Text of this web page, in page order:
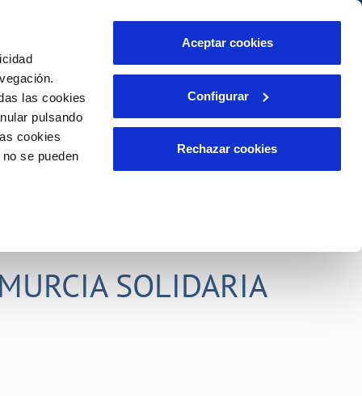
las cookies
pulsando
cookies
se pueden
Aceptar cookies
Configurar
Rechazar cookies
INCIDENCIAS
Comunica anomalías o posibles
PORTAL DE TRANSPARENCIA
Área de clientes
SOLIDARIA